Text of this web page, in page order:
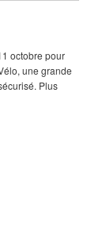
octobre pour
une grande
Plus